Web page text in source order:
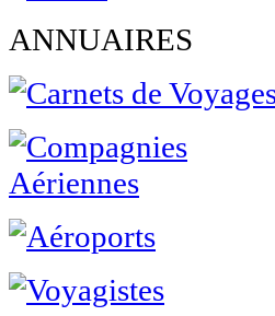
ANNUAIRES